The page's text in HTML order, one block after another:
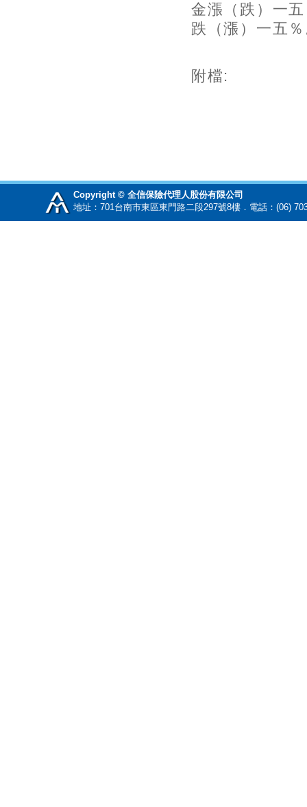
金漲（跌）一
跌（漲）一五
附檔:
Copyright © 全信保險代理人股份有限公司
地址：701台南市東區東門路二段297號8樓．電話：(06)